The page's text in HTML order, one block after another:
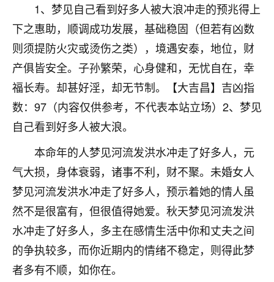
1、梦见自己看到好多人被大浪冲走的预兆得上
下之惠助，顺调成功发展，基础稳固（但若有凶数
则须提防火灾或烫伤之类），境遇安泰，地位，财
产俱皆安全。子孙繁荣，心身健和，无忧自在，幸
福长寿。却甚好淫，却无节制。【大吉昌】吉凶指
数：97（内容仅供参考，不代表本站立场）2、梦见
自己看到好多人被大浪。
本命年的人梦见河流发洪水冲走了好多人，元
气大损，身体衰弱，诸事不利，财不聚。未婚女人
梦见河流发洪水冲走了好多人，预示着她的情人虽
然不是很富有，但很值得她爱。秋天梦见河流发洪
水冲走了好多人，多主在感情生活中你和丈夫之间
的争执较多，而你近期内的情绪不稳定，则得此梦
者多有不顺，如你在。
问题，反正就是不舒服。中医西医看遍了，找不到问
题，后来无意中看到有人推荐慧来老师，跟老师聊过
之后，心情豁然开朗，也听老师建议，处理了一些因
果问题。今年以来，身体比以前好多，主要是心情好
了，老师说境随心转，现在深有体会了。
鹿森 ：是的，其实跟老师聊过之后，最大的感
触，首先就是心态会变好，万般皆是命，半点
不由人！
1天前 来自四川
金白水清
我也想找老师看看，有没有人给个联系方式的啊？
鹿森：慧来老师微信：gjsy0624
1天前 来自江西 12